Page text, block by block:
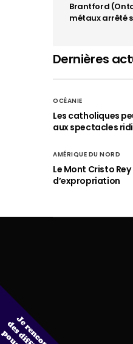
Brantford
métaux arrêté
Dernières
OCÉANIE
Les catholiques
aux spectacles
AMÉRIQUE DU NORD
Le Mont Cristo
d’expropriation